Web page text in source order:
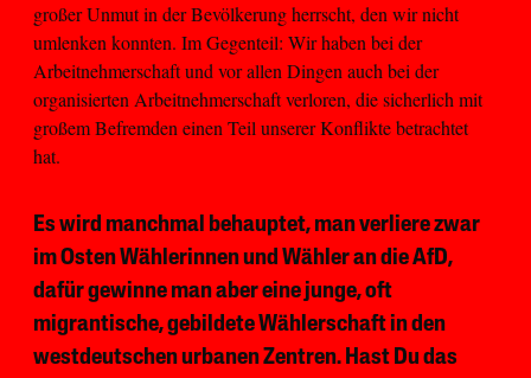
großer Unmut in der Bevölkerung herrscht, den wir nicht
umlenken konnten. Im Gegenteil: Wir haben bei der
Arbeitnehmerschaft und vor allen Dingen auch bei der
organisierten Arbeitnehmerschaft verloren, die sicherlich mit
großem Befremden einen Teil unserer Konflikte betrachtet
hat.
Es wird manchmal behauptet, man verliere zwar
im Osten Wählerinnen und Wähler an die AfD,
dafür gewinne man aber eine junge, oft
migrantische, gebildete Wählerschaft in den
westdeutschen urbanen Zentren. Hast Du das